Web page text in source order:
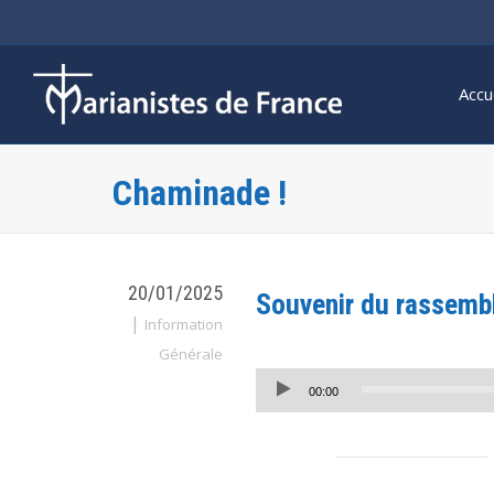
Chaminade !
20/01/2025
| Information
Générale
Souvenir du
audio
00:00